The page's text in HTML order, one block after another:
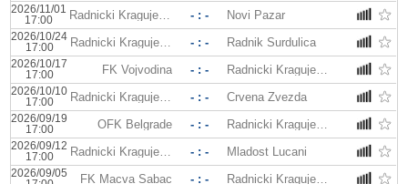
2026/11/01
17:00
Radnicki Kragujevac - : - Novi Pazar
2026/10/24
17:00
Radnicki Kragujevac - : - Radnik Surdulica
2026/10/17
17:00
FK Vojvodina - : - Radnicki Kragujevac
2026/10/10
17:00
Radnicki Kragujevac - : - Crvena Zvezda
2026/09/19
17:00
OFK Belgrade - : - Radnicki Kragujevac
2026/09/12
17:00
Radnicki Kragujevac - : - Mladost Lucani
2026/09/05
FK Macva Sabac - : - Radnicki Kragujevac